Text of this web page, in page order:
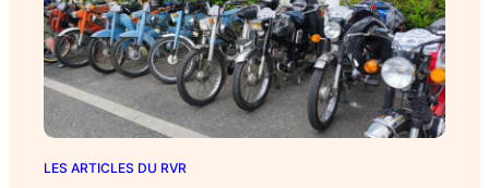
LES ARTICLES DU RVR